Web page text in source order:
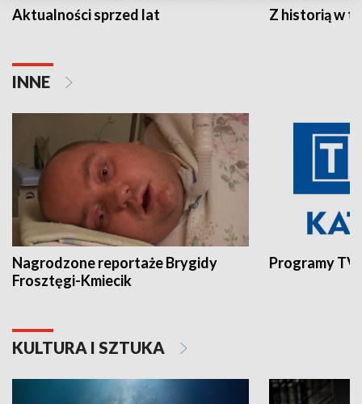
Aktualności sprzed lat Z historią w
INNE
Nagrodzone reportaże Brygidy
Frosztęgi-Kmiecik
Programy
KULTURA I SZTUKA